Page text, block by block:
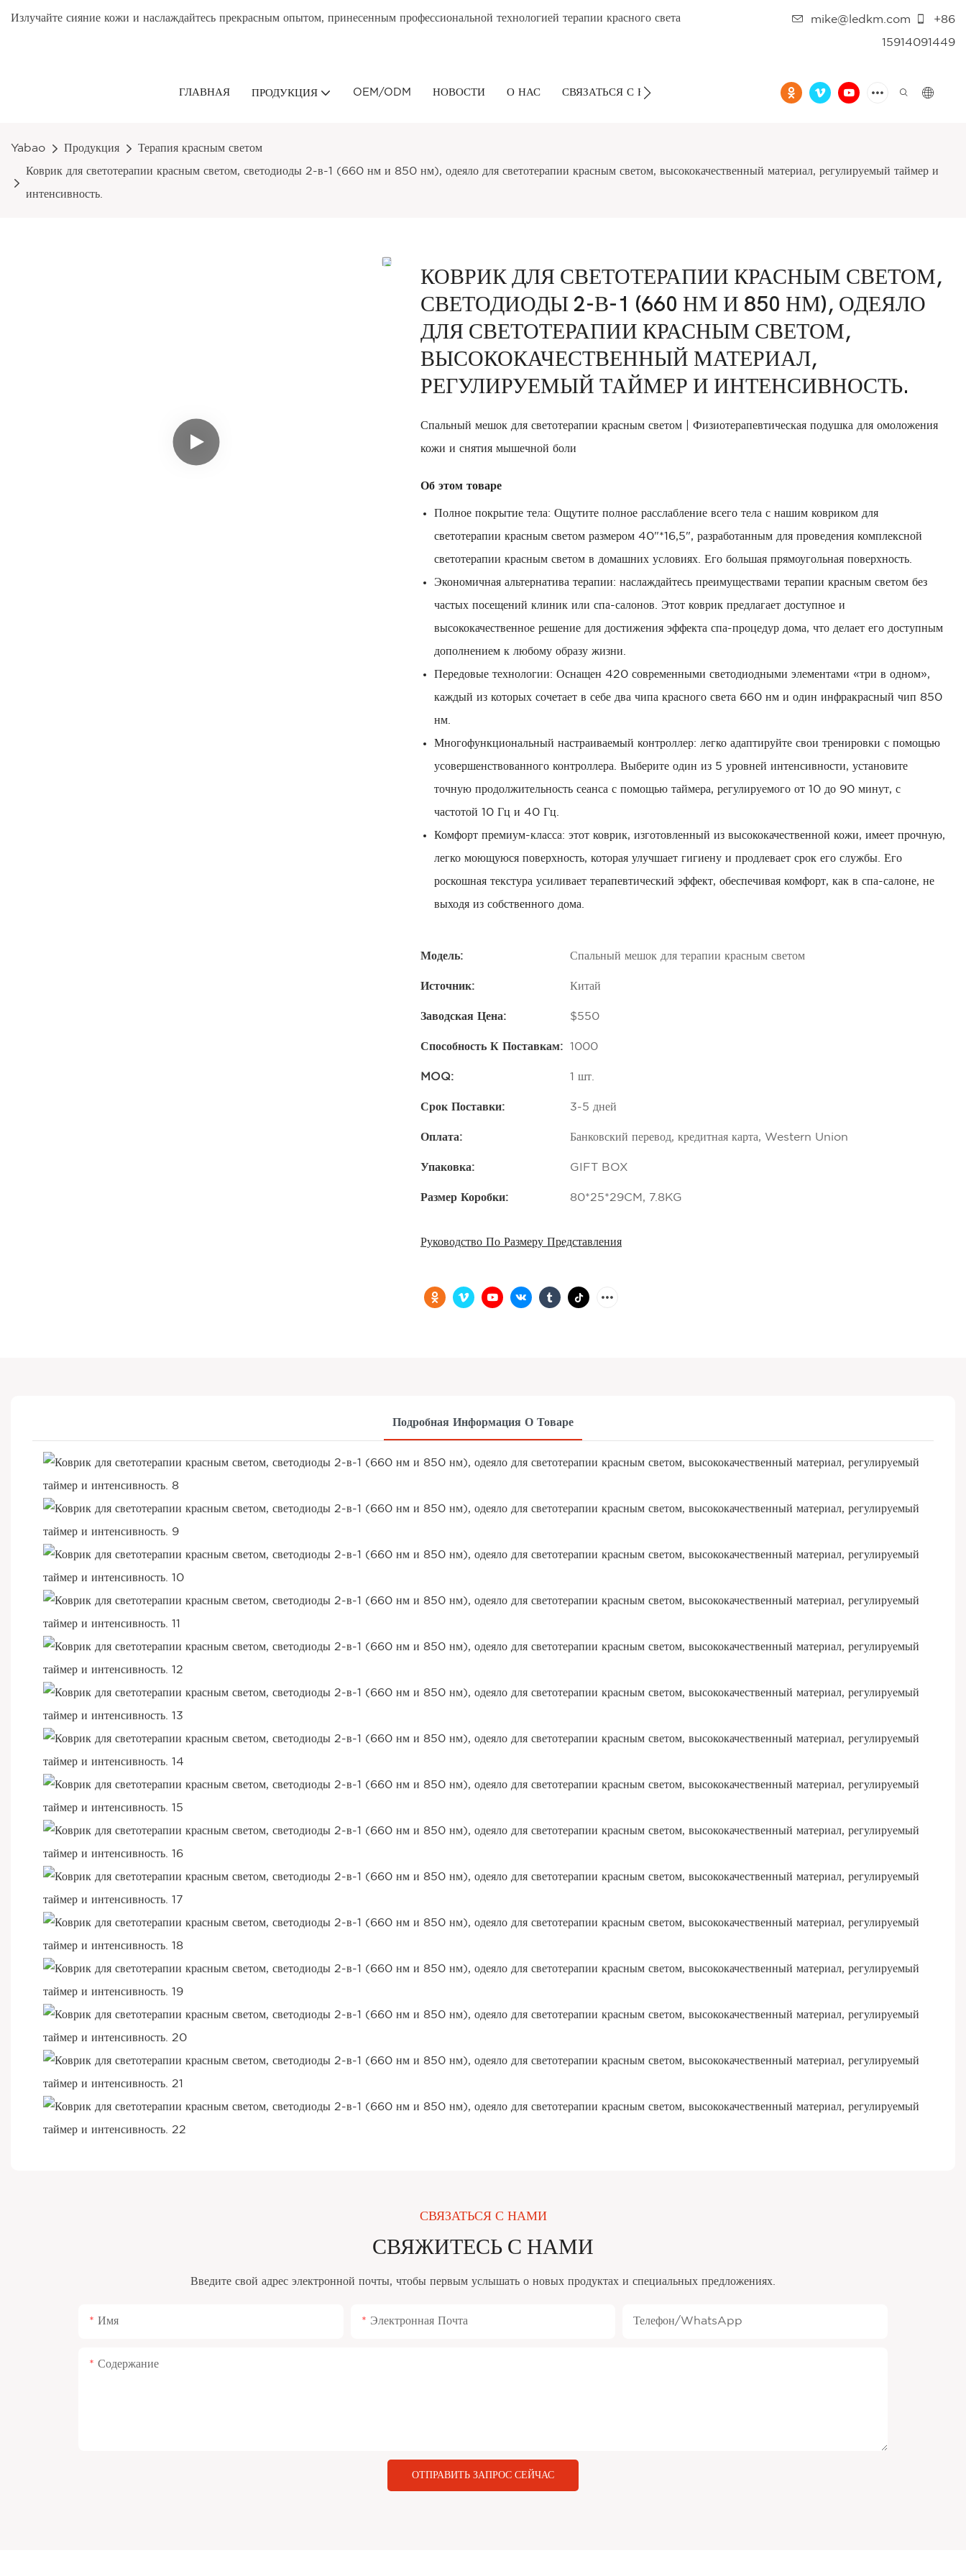
Излучайте сияние кожи и наслаждайтесь прекрасным опытом, принесенным профессиональной технологией терапии красного света mike@ledkm.com +86
15914091449
ГЛАВНАЯ ПРОДУКЦИЯ OEM/ODM НОВОСТИ О НАС СВЯЗАТЬСЯ С НАМИ
Yabao Продукция Терапия красным светом
Коврик для светотерапии красным светом, светодиоды 2-в-1 (660 нм и 850 нм), одеяло для светотерапии красным светом, высококачественный материал, регулируемый таймер и
интенсивность.
КОВРИК ДЛЯ СВЕТОТЕРАПИИ КРАСНЫМ СВЕТОМ,
СВЕТОДИОДЫ 2-В-1 (660 НМ И 850 НМ), ОДЕЯЛО
ДЛЯ СВЕТОТЕРАПИИ КРАСНЫМ СВЕТОМ,
ВЫСОКОКАЧЕСТВЕННЫЙ МАТЕРИАЛ,
РЕГУЛИРУЕМЫЙ ТАЙМЕР И ИНТЕНСИВНОСТЬ.
Спальный мешок для светотерапии красным светом | Физиотерапевтическая подушка для омоложения
кожи и снятия мышечной боли
Об этом товаре
Полное покрытие тела: Ощутите полное расслабление всего тела с нашим ковриком для
светотерапии красным светом размером 40"*16,5", разработанным для проведения комплексной
светотерапии красным светом в домашних условиях. Его большая прямоугольная поверхность.
Экономичная альтернатива терапии: наслаждайтесь преимуществами терапии красным светом без
частых посещений клиник или спа-салонов. Этот коврик предлагает доступное и
высококачественное решение для достижения эффекта спа-процедур дома, что делает его доступным
дополнением к любому образу жизни.
Передовые технологии: Оснащен 420 современными светодиодными элементами «три в одном»,
каждый из которых сочетает в себе два чипа красного света 660 нм и один инфракрасный чип 850
нм.
Многофункциональный настраиваемый контроллер: легко адаптируйте свои тренировки с помощью
усовершенствованного контроллера. Выберите один из 5 уровней интенсивности, установите
точную продолжительность сеанса с помощью таймера, регулируемого от 10 до 90 минут, с
частотой 10 Гц и 40 Гц.
Комфорт премиум-класса: этот коврик, изготовленный из высококачественной кожи, имеет прочную,
легко моющуюся поверхность, которая улучшает гигиену и продлевает срок его службы. Его
роскошная текстура усиливает терапевтический эффект, обеспечивая комфорт, как в спа-салоне, не
выходя из собственного дома.
Модель: Спальный мешок для терапии красным светом
Источник: Китай
Заводская Цена: $550
Способность К Поставкам: 1000
MOQ: 1 шт.
Срок Поставки: 3-5 дней
Оплата: Банковский перевод, кредитная карта, Western Union
Упаковка: GIFT BOX
Размер Коробки: 80*25*29CM, 7.8KG
Руководство По Размеру Представления
Подробная Информация О Товаре
СВЯЗАТЬСЯ С НАМИ
СВЯЖИТЕСЬ С НАМИ
Введите свой адрес электронной почты, чтобы первым услышать о новых продуктах и ​​специальных предложениях.
Имя Электронная Почта Телефон/WhatsApp
Содержание
ОТПРАВИТЬ ЗАПРОС СЕЙЧАС